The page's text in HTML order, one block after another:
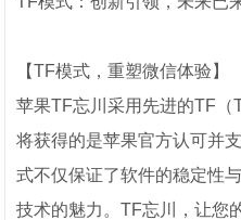
【TF模式，重塑微信体验】
苹果TF忘川采用先进的TF（
将获得的是苹果官方认可并
式不仅保证了软件的稳定性
技术的魅力。TF忘川，让您